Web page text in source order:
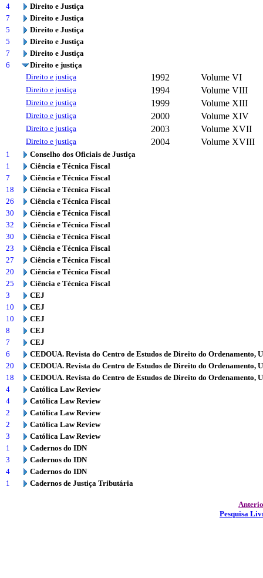
4
Direito e Justiça
7
Direito e Justiça
5
Direito e Justiça
5
Direito e Justiça
7
Direito e Justiça
6
Direito e justiça
Direito e justiça
1992 Volume VI
Direito e justiça 1994 Volume VIII
Direito e justiça 1999 Volume XIII
Direito e justiça 2000 Volume XIV
Direito e justiça 2003 Volume XVII
Direito e justiça 2004 Volume XVIII
1
Conselho dos Oficiais de Justiça
1
Ciência e Técnica Fiscal
7
Ciência e Técnica Fiscal
18
Ciência e Técnica Fiscal
26
Ciência e Técnica Fiscal
30
Ciência e Técnica Fiscal
32
Ciência e Técnica Fiscal
30
Ciência e Técnica Fiscal
23
Ciência e Técnica Fiscal
27
Ciência e Técnica Fiscal
20
Ciência e Técnica Fiscal
25
Ciência e Técnica Fiscal
3
CEJ
10
CEJ
10
CEJ
8
CEJ
7
CEJ
6
CEDOUA. Revista do Centro de Estudos de Direito do Ordenamento,
20
CEDOUA. Revista do Centro de Estudos de Direito do Ordenamento,
18
CEDOUA. Revista do Centro de Estudos de Direito do Ordenamento,
4
Católica Law Review
4
Católica Law Review
2
Católica Law Review
2
Católica Law Review
3
Católica Law Review
1
Cadernos do IDN
3
Cadernos do IDN
4
Cadernos do IDN
1
Cadernos de Justiça Tributária
Pesquisa